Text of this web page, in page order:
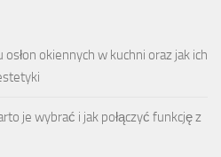
okiennych w kuchni oraz jak ich
je wybrać i jak połączyć funkcję z